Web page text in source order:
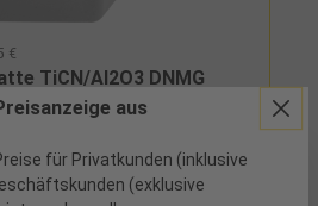
€
TiCN/Al2O3 DNMG
aus
für Privatkunden (inklusive
(exklusive